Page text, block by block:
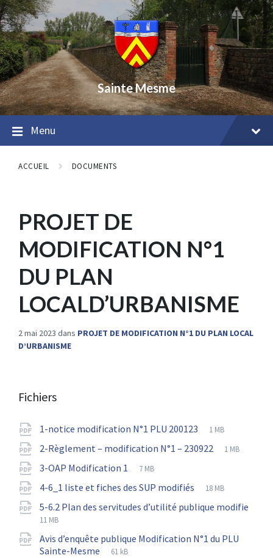
Skip
to
content
Skip
to
main
navigation
Skip
to
footer
Sainte Mesme
Menu
ACCUEIL DOCUMENTS
PROJET DE
MODIFICATION N°1
DU PLAN
LOCALD’URBANISME
2 mai 2023 dans PROJET DE MODIFICATION N°1 DU PLAN LOCAL
D’URBANISME
Fichiers
1-notice modification N°1 PLU 200123
File
pdf
File
1 MB
2-Règlement – modification N°1 – 230922
File
pdf
File
1 MB
3-OAP Modification 1
File
pdf
File
7 MB
4-6_1 liste et fiches des SUP modifiés
File
pdf
File
18 MB
5-6.2 Plan des servitudes d’utilité publique modifie
File
pdf
File
11 MB
Avis d’enquête publique Modification N°1 du PLU
Sainte-Mesme
File
pdf
File
61 kB